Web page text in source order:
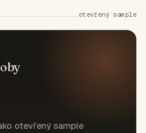
otevřený sample
otevřený sample